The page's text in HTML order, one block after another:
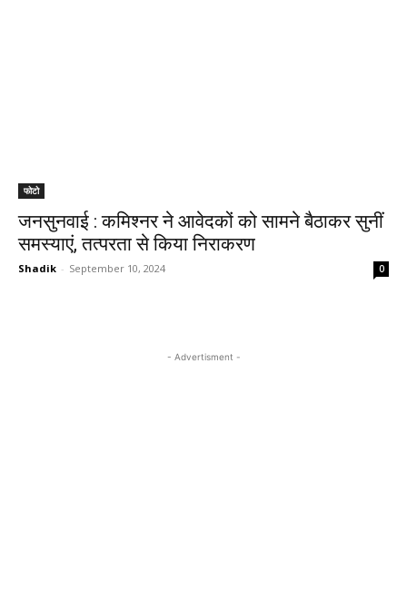
फोटो
जनसुनवाई : कमिश्नर ने आवेदकों को सामने बैठाकर सुनीं
समस्याएं, तत्परता से किया निराकरण
Shadik - September 10, 2024 0
- Advertisment -